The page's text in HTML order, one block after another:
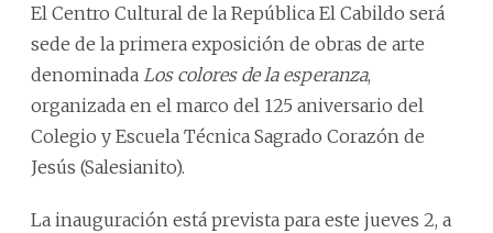
El Centro Cultural de la República El Cabildo será
sede de la primera exposición de obras de arte
denominada Los colores de la esperanza,
organizada en el marco del 125 aniversario del
Colegio y Escuela Técnica Sagrado Corazón de
Jesús (Salesianito).
La inauguración está prevista para este jueves 2, a